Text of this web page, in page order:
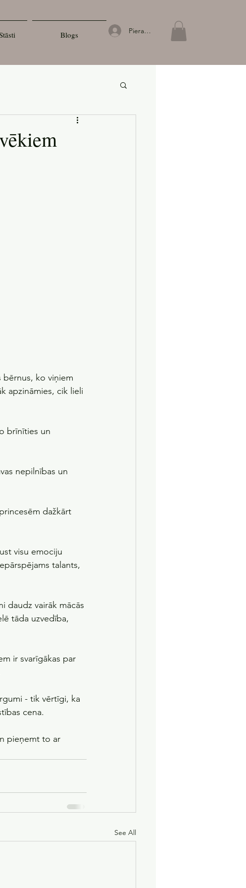
Blogs Pierakstīties
bērnus, ko viņiem
apzināmies, cik lieli
brīnīties un
nepilnības un
dažkārt
visu emociju
talants,
daudz vairāk mācās
tāda uzvedība,
ir svarīgākas par
- tik vērtīgi, ka
cena.
pieņemt to ar
See All